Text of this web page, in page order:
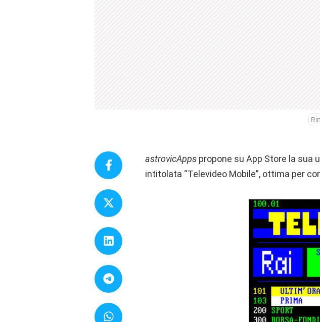
astrovicApps propone su App Store la sua
intitolata “Televideo Mobile”, ottima per